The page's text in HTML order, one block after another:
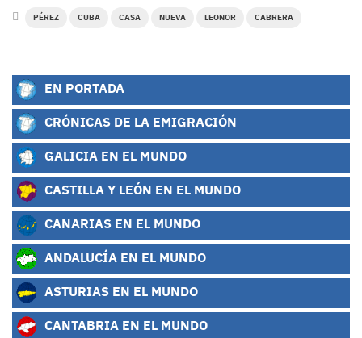
PÉREZ CUBA CASA NUEVA LEONOR CABRERA
EN PORTADA
CRÓNICAS DE LA EMIGRACIÓN
GALICIA EN EL MUNDO
CASTILLA Y LEÓN EN EL MUNDO
CANARIAS EN EL MUNDO
ANDALUCÍA EN EL MUNDO
ASTURIAS EN EL MUNDO
CANTABRIA EN EL MUNDO